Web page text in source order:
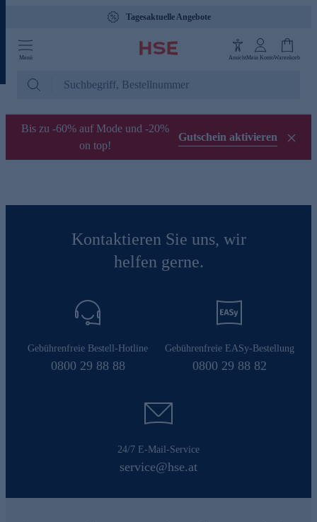
Tagesaktuelle Angebote
Menü AnsichtMein KontoWarenkorb
Bis zu -60% auf Mode und -20%
on top!
Gutschein aktivieren
Kontaktieren Sie uns, wir
helfen gerne.
Gebührenfreie Bestell-Hotline
0800 29 88 88
Gebührenfreie EASy-Bestellung
0800 29 88 82
24/7 E-Mail-Service
service@hse.at